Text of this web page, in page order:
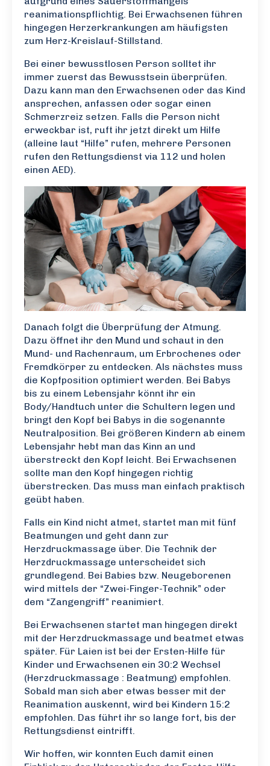
reanimationspflichtig. Bei Erwachsenen führen
hingegen Herzerkrankungen am häufigsten
zum Herz-Kreislauf-Stillstand.
Bei einer bewusstlosen Person solltet ihr
immer zuerst das Bewusstsein überprüfen.
Dazu kann man den Erwachsenen oder das Kind
ansprechen, anfassen oder sogar einen
Schmerzreiz setzen. Falls die Person nicht
erweckbar ist, ruft ihr jetzt direkt um Hilfe
(alleine laut “Hilfe” rufen, mehrere Personen
rufen den Rettungsdienst via 112 und holen
einen AED).
Danach folgt die Überprüfung der Atmung.
Dazu öffnet ihr den Mund und schaut in den
Mund- und Rachenraum, um Erbrochenes oder
Fremdkörper zu entdecken. Als nächstes muss
die Kopfposition optimiert werden. Bei Babys
bis zu einem Lebensjahr könnt ihr ein
Body/Handtuch unter die Schultern legen und
bringt den Kopf bei Babys in die sogenannte
Neutralposition. Bei größeren Kindern ab einem
Lebensjahr hebt man das Kinn an und
überstreckt den Kopf leicht. Bei Erwachsenen
sollte man den Kopf hingegen richtig
überstrecken. Das muss man einfach praktisch
geübt haben.
Falls ein Kind nicht atmet, startet man mit fünf
Beatmungen und geht dann zur
Herzdruckmassage über. Die Technik der
Herzdruckmassage unterscheidet sich
grundlegend. Bei Babies bzw. Neugeborenen
wird mittels der “Zwei-Finger-Technik” oder
dem “Zangengriff” reanimiert.
Bei Erwachsenen startet man hingegen direkt
mit der Herzdruckmassage und beatmet etwas
später. Für Laien ist bei der Ersten-Hilfe für
Kinder und Erwachsenen ein 30:2 Wechsel
(Herzdruckmassage : Beatmung) empfohlen.
Sobald man sich aber etwas besser mit der
Reanimation auskennt, wird bei Kindern 15:2
empfohlen. Das führt ihr so lange fort, bis der
Rettungsdienst eintrifft.
Wir hoffen, wir konnten Euch damit einen